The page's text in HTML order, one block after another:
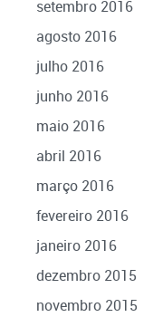
setembro 2016
agosto 2016
julho 2016
junho 2016
maio 2016
abril 2016
março 2016
fevereiro 2016
janeiro 2016
dezembro 2015
novembro 2015